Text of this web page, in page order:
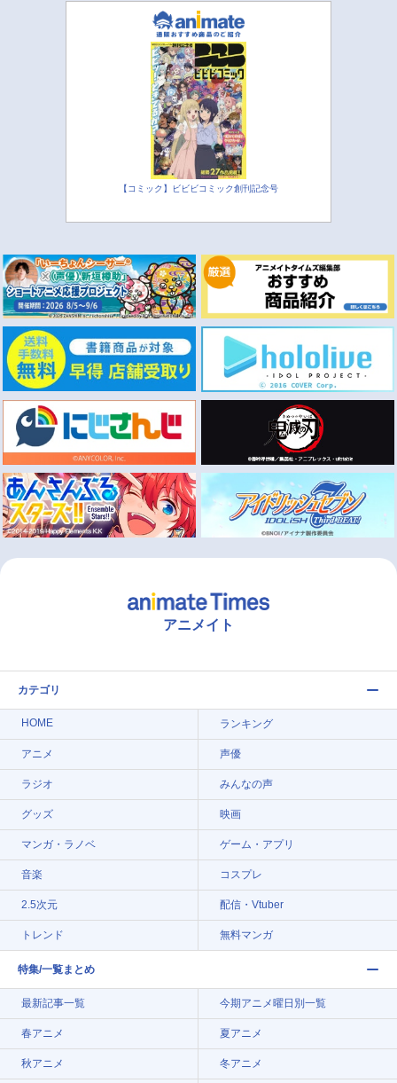
【コミック】ビビビコミック創刊記念号
アニメイト
カテゴリ
HOME ランキング
アニメ 声優
ラジオ みんなの声
グッズ 映画
マンガ・ラノベ ゲーム・アプリ
音楽 コスプレ
2.5次元 配信・Vtuber
トレンド 無料マンガ
特集/一覧まとめ
最新記事一覧 今期アニメ曜日別一覧
春アニメ 夏アニメ
秋アニメ 冬アニメ